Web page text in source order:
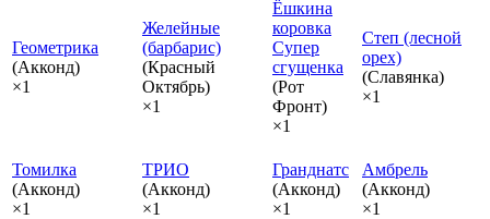
Геометрика
(Акконд)
×1
Желейные
(барбарис)
(Красный
Октябрь)
×1
Ёшкина
коровка
Супер
сгущенка
(Рот
Фронт)
×1
Степ (лесной
орех)
(Славянка)
×1
Томилка
(Акконд)
×1
ТРИО
(Акконд)
×1
Гранднатс
(Акконд)
×1
Амбрель
(Акконд)
×1